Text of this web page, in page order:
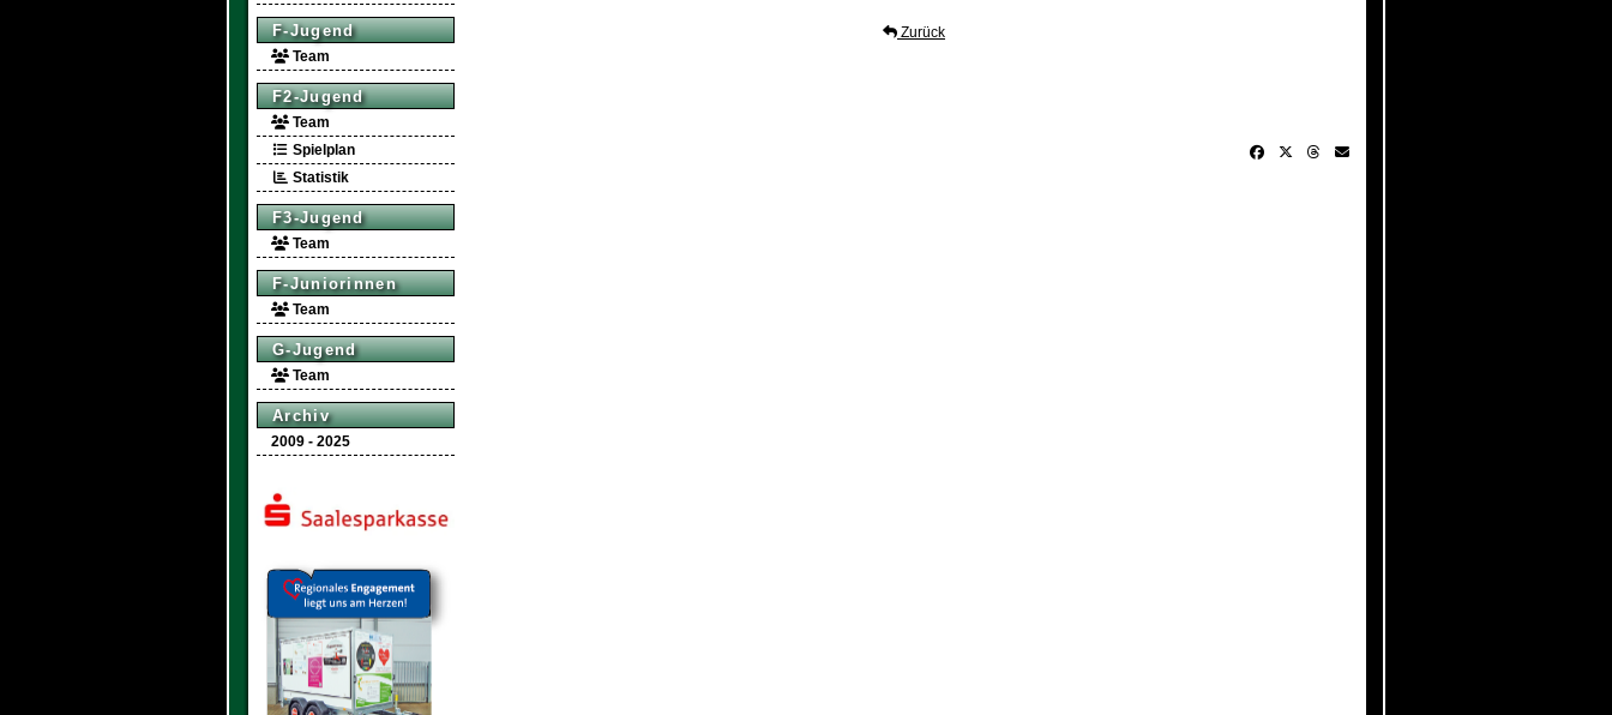
F-Jugend
Team
F2-Jugend
Team
Spielplan
Statistik
F3-Jugend
Team
F-Juniorinnen
Team
G-Jugend
Team
Archiv
2009 - 2025
Zurück